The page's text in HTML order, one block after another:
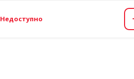
Недоступно